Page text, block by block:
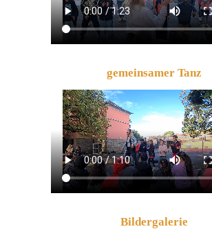
gemeinsamer Tanz
Bildergalerie